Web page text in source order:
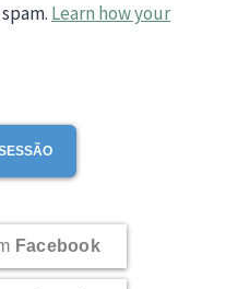
Learn how your
Facebook